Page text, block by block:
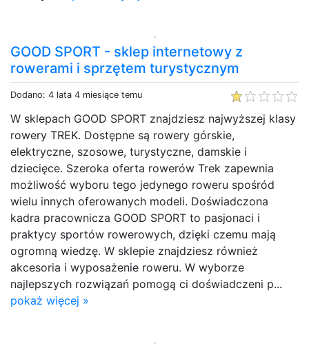
GOOD SPORT - sklep internetowy z
rowerami i sprzętem turystycznym
Dodano: 4 lata 4 miesiące temu
W sklepach GOOD SPORT znajdziesz najwyższej klasy
rowery TREK. Dostępne są rowery górskie,
elektryczne, szosowe, turystyczne, damskie i
dziecięce. Szeroka oferta rowerów Trek zapewnia
możliwość wyboru tego jedynego roweru spośród
wielu innych oferowanych modeli. Doświadczona
kadra pracownicza GOOD SPORT to pasjonaci i
praktycy sportów rowerowych, dzięki czemu mają
ogromną wiedzę. W sklepie znajdziesz również
akcesoria i wyposażenie roweru. W wyborze
najlepszych rozwiązań pomogą ci doświadczeni p...
pokaż więcej »